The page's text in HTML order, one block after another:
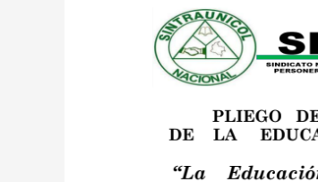
Negociación
Educación